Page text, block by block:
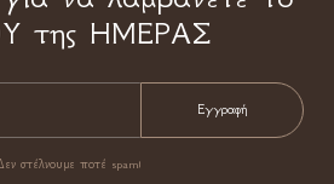
της ΗΜΕΡΑΣ
στέλνουμε ποτέ spam!